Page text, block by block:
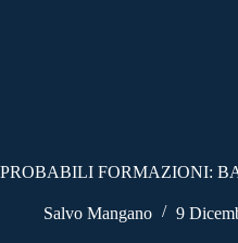
PROBABILI FORMAZIONI:
Salvo Mangano 9